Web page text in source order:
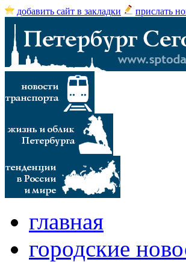
добавить сайт в закладки прислать
главная
городские